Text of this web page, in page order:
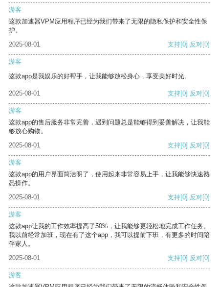
游客
这款加速器VPM应用程序已经为我们带来了无限的隐私保护和安全性保
护。
2025-08-01
支持[0] 反对[0]
游客
这款app是我娱乐的好帮手，让我能够放松身心，享受美好时光。
2025-08-01 支持[0] 反对[0]
游客
这款app的售后服务非常完善，遇到问题总是能够得到妥善解决，让我能
够放心购物。
2025-08-01
支持[0] 反对[0]
游客
这款app的用户界面简洁明了，使用起来非常容易上手，让我能够快速熟
悉操作。
2025-08-01
支持[0] 反对[0]
游客
这款app让我的工作效率提高了50%，让我能够更轻松地完成工作任务。
我以前经常加班，现在有了这个app，我可以提前下班，有更多的时间陪
伴家人。
2025-08-01
支持[0] 反对[0]
游客